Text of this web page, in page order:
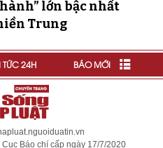
lớn bậc nhất
Trung
TỨC 24H BÁO MỚI
Báo chí cấp ngày 17/7/2020